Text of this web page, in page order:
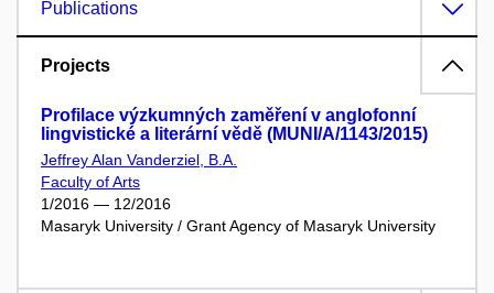
Publications
Projects
Profilace výzkumných zaměření v anglofonní
lingvistické a literární vědě (MUNI/A/1143/2015)
Jeffrey Alan Vanderziel, B.A.
Faculty of Arts
1/2016 — 12/2016
Masaryk University / Grant Agency of Masaryk University